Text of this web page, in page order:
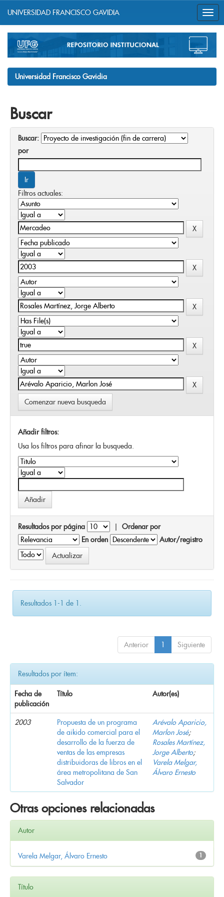
navigation
UNIVERSIDAD FRANCISCO GAVIDIA
Universidad Francisco Gavidia
Buscar
Buscar:
por
Filtros actuales:
Comenzar nueva busqueda
Añadir filtros:
Usa los filtros para afinar la busqueda.
Resultados por página | Ordenar por
En orden
Autor/registro
Resultados 1-1 de 1.
Anterior 1 Siguiente
Resultados por ítem:
Fecha de
publicación
Título Autor(es)
2003
Propuesta de un programa
de aikido comercial para el
desarrollo de la fuerza de
ventas de las empresas
distribuidoras de libros en el
área metropolitana de San
Salvador
Arévalo Aparicio,
Marlon José;
Rosales Martínez,
Jorge Alberto;
Varela Melgar,
Álvaro Ernesto
Otras opciones relacionadas
Autor
1
Varela Melgar, Álvaro Ernesto
Título